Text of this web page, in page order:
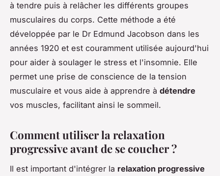
à tendre puis à relâcher les différents groupes
musculaires du corps. Cette méthode a été
développée par le Dr Edmund Jacobson dans les
années 1920 et est couramment utilisée aujourd'hui
pour aider à soulager le stress et l'insomnie. Elle
permet une prise de conscience de la tension
musculaire et vous aide à apprendre à détendre
vos muscles, facilitant ainsi le sommeil.
Comment utiliser la relaxation
progressive avant de se coucher ?
Il est important d'intégrer la relaxation progressive